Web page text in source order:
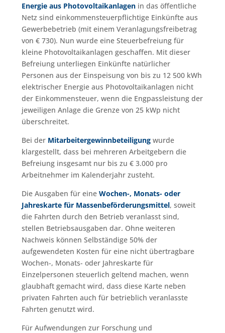
Energie aus Photovoltaikanlagenin das öffentliche
Netz sind einkommensteuerpflichtige Einkünfte aus
Gewerbebetrieb (mit einem Veranlagungsfreibetrag
von € 730). Nun wurde eine Steuerbefreiung für
kleine Photovoltaikanlagen geschaffen. Mit dieser
Befreiung unterliegen Einkünfte natürlicher
Personen aus der Einspeisung von bis zu 12 500 kWh
elektrischer Energie aus Photovoltaikanlagen nicht
der Einkommensteuer, wenn die Engpassleistung der
jeweiligen Anlage die Grenze von 25 kWp nicht
überschreitet.
Bei der Mitarbeitergewinnbeteiligungwurde
klargestellt, dass bei mehreren Arbeitgebern die
Befreiung insgesamt nur bis zu € 3.000 pro
Arbeitnehmer im Kalenderjahr zusteht.
Die Ausgaben für eine Wochen-, Monats- oder
Jahreskarte für Massenbeförderungsmittel, soweit
die Fahrten durch den Betrieb veranlasst sind,
stellen Betriebsausgaben dar. Ohne weiteren
Nachweis können Selbständige 50% der
aufgewendeten Kosten für eine nicht übertragbare
Wochen-, Monats- oder Jahreskarte für
Einzelpersonen steuerlich geltend machen, wenn
glaubhaft gemacht wird, dass diese Karte neben
privaten Fahrten auch für betrieblich veranlasste
Fahrten genutzt wird.
Für Aufwendungen zur Forschung und